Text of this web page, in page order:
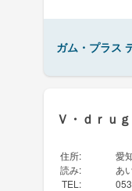
ガム・プラス
Ｖ・ｄｒｕ
住所:
愛
読み:
あ
TEL :